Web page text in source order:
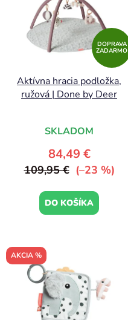
DOPRAVA
ZADARMO
Aktívna hracia podložka,
ružová | Done by Deer
SKLADOM
84,49 €
109,95 € (–23 %)
DO KOŠÍKA
AKCIA %